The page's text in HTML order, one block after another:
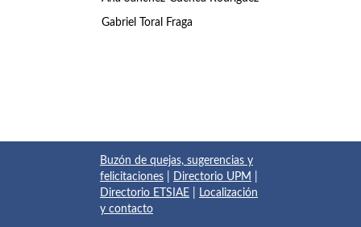
Gabriel Toral Fraga
Buzón de quejas, sugerencias y
felicitaciones
Directorio UPM
Directorio ETSIAE
Localización
y contacto